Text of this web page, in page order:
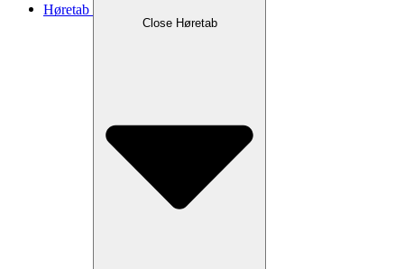
Høretab
Close Høretab